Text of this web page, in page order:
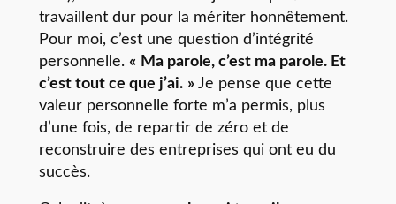
travaillent dur pour la mériter honnêtement.
Pour moi, c’est une question d’intégrité
personnelle. « Ma parole, c’est ma parole. Et
c’est tout ce que j’ai. »Je pense que cette
valeur personnelle forte m’a permis, plus
d’une fois, de repartir de zéro et de
reconstruire des entreprises qui ont eu du
succès.